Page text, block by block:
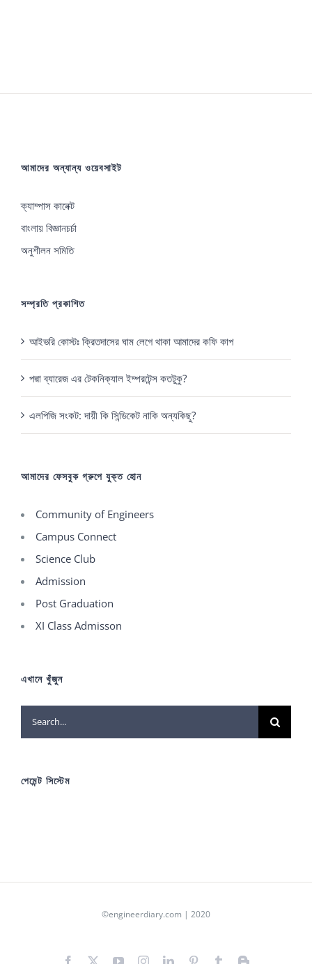
আমাদের অন্যান্য ওয়েবসাইট
ক্যাম্পাস কানেক্ট
বাংলায় বিজ্ঞানচর্চা
অনুশীলন সমিতি
সম্প্রতি প্রকাশিত
আইভরি কোস্টঃ ক্রিতদাসের ঘাম লেগে থাকা আমাদের কফি কাপ
পদ্মা ব্যারেজ এর টেকনিক্যাল ইম্পরটেন্স কতটুকু?
এলপিজি সংকট: দায়ী কি সিন্ডিকেট নাকি অন্যকিছু?
আমাদের ফেসবুক গ্রুপে যুক্ত হোন
Community of Engineers
Campus Connect
Science Club
Admission
Post Graduation
XI Class Admisson
এখানে খুঁজুন
Search
for:
পেমেন্ট সিস্টেম
©engineerdiary.com | 2020
Facebook YouTubeInstagramLinkedInPinterestTumblrBlogger